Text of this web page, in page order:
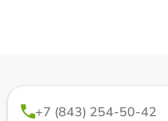
+7 (843) 254-50-42